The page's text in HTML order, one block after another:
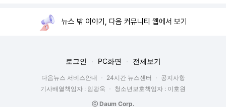
뉴스 밖 이야기, 다음 커뮤니티 웹에서 보기
로그인 PC화면 전체보기
다음뉴스 서비스안내 24시간 뉴스센터
공지사항
기사배열책임자 : 임광욱
청소년보호책임자 : 이호원
ⓒ Daum Corp.